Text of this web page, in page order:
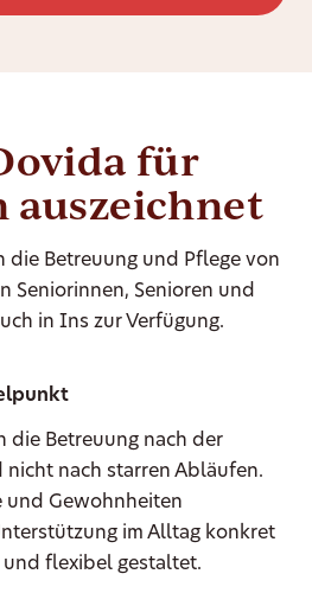
für
auszeichnet
die Betreuung und Pflege von
Seniorinnen, Senioren und
in Ins zur Verfügung.
die Betreuung nach der
nicht nach starren Abläufen.
und Gewohnheiten
im Alltag konkret
flexibel gestaltet.